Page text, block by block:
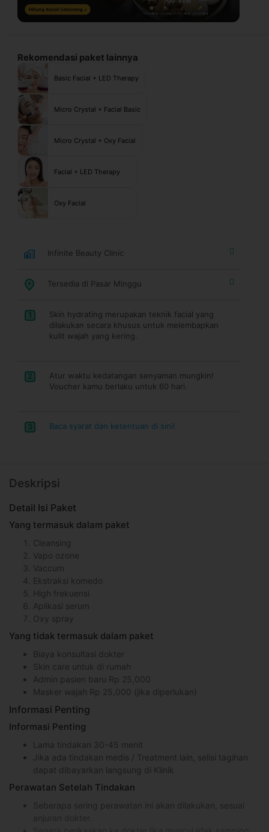
Rekomendasi paket lainnya
Basic Facial + LED Therapy
Micro Crystal + Facial Basic
Micro Crystal + Oxy Facial
Facial + LED Therapy
Oxy Facial
Infinite Beauty Clinic
Tersedia di Pasar Minggu
1
Skin hydrating merupakan teknik facial yang
dilakukan secara khusus untuk melembapkan
kulit wajah yang kering.
2
Atur waktu kedatangan senyaman mungkin!
Voucher kamu berlaku untuk 60 hari.
3 Baca syarat dan ketentuan di sini!
Deskripsi
Detail Isi Paket
Yang termasuk dalam paket
Cleansing
Vapo ozone
Vaccum
Ekstraksi komedo
High frekuensi
Aplikasi serum
Oxy spray
Yang tidak termasuk dalam paket
Biaya konsultasi dokter
Skin care untuk di rumah
Admin pasien baru Rp 25,000
Masker wajah Rp 25,000 (jika diperlukan)
Informasi Penting
Informasi Penting
Lama tindakan 30-45 menit
Jika ada tindakan medis / Treatment lain, selisi tagihan
dapat dibayarkan langsung di Klinik
Perawatan Setelah Tindakan
Seberapa sering perawatan ini akan dilakukan, sesuai